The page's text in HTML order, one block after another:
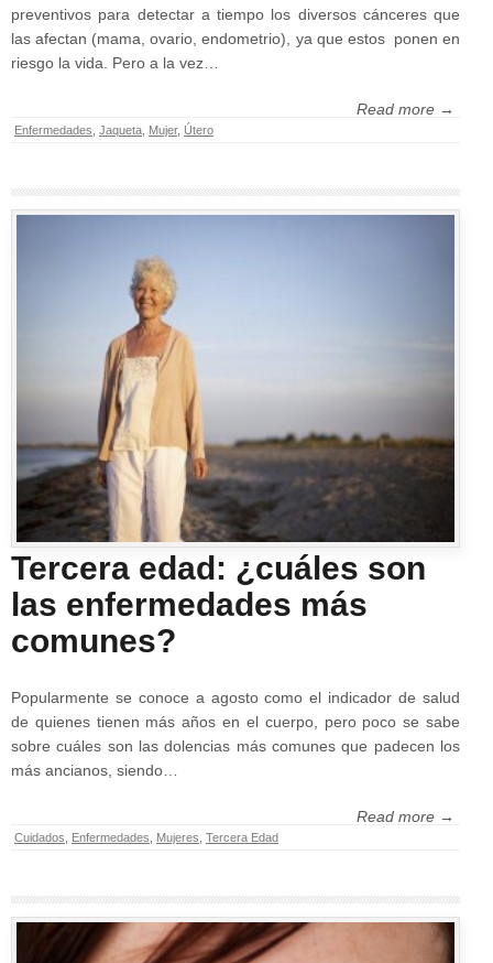
preventivos para detectar a tiempo los diversos cánceres que
las afectan (mama, ovario, endometrio), ya que estos ponen en
riesgo la vida. Pero a la vez…
Read more →
Enfermedades Jaqueta Mujer, Útero
Tercera edad: ¿cuáles son
las enfermedades más
comunes?
Popularmente se conoce a agosto como el indicador de salud
de quienes tienen más años en el cuerpo, pero poco se sabe
sobre cuáles son las dolencias más comunes que padecen los
más ancianos, siendo…
Read more →
Cuidados Enfermedades Mujeres Tercera Edad